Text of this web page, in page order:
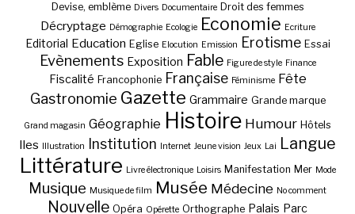
Devise, emblème Divers Documentaire Droit des femmes
Décryptage Démographie Ecologie Economie Ecriture
Editorial Education Eglise Elocution Emission Erotisme Essai
Evènements Exposition Fable Figure de style Finance
Fiscalité Francophonie Française Féminisme Fête
Gastronomie Gazette Grammaire Grande marque
Grand magasin Géographie Histoire Humour Hôtels
Iles Illustration Institution Internet Jeune vision Jeux Lai Langue
Littérature Livre électronique Loisirs Manifestation Mer Mode
Musique Musique de film Musée Médecine No comment
Nouvelle Opéra Opérette Orthographe Palais Parc